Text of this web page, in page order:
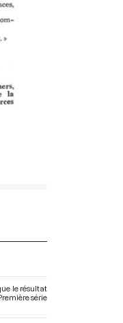
le résultat
série